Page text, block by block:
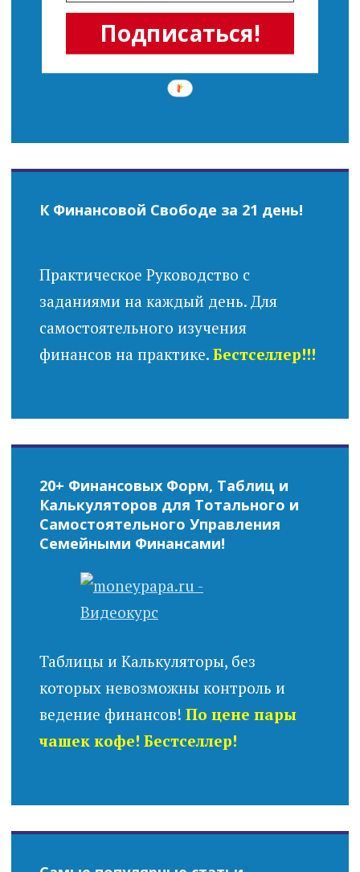
Подписаться!
К Финансовой Свободе за 21 день!
Практическое Руководство с
заданиями на каждый день. Для
самостоятельного изучения
финансов на практике. Бестселлер!!!
20+ Финансовых Форм, Таблиц и
Калькуляторов для Тотального и
Самостоятельного Управления
Семейными Финансами!
Таблицы и Калькуляторы, без
которых невозможны контроль и
ведение финансов! По цене пары
чашек кофе! Бестселлер!